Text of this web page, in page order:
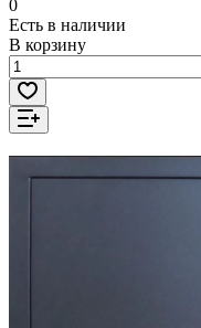
0
Есть в наличии
В корзину